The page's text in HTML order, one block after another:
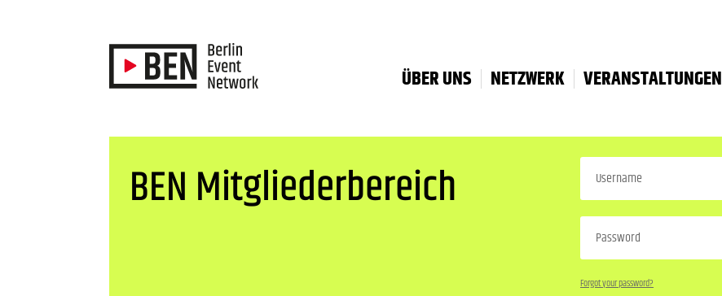
ÜBER UNS NETZWERK VERANSTALTUNGEN
BEN Mitgliederbereich
Forgot your password?